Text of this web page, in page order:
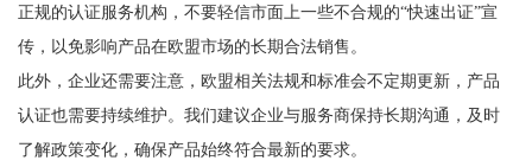
正规的认证服务机构，不要轻信市面上一些不合规的“快速出证”宣
传，以免影响产品在欧盟市场的长期合法销售。
此外，企业还需要注意，欧盟相关法规和标准会不定期更新，产品
认证也需要持续维护。我们建议企业与服务商保持长期沟通，及时
了解政策变化，确保产品始终符合最新的要求。